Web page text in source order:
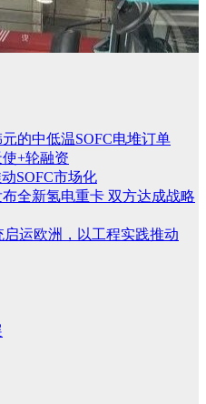
的中低温SOFC电堆订单
+轮融资
SOFC市场化
全新氢电重卡 双方达成战略
运欧洲，以工程实践推动